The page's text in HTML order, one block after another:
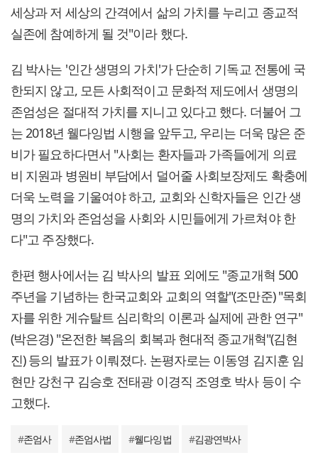
세상과 저 세상의 간격에서 삶의 가치를 누리고 종교적
실존에 참예하게 될 것"이라 했다.
김 박사는 '인간 생명의 가치'가 단순히 기독교 전통에 국
한되지 않고, 모든 사회적이고 문화적 제도에서 생명의
존엄성은 절대적 가치를 지니고 있다고 했다. 더불어 그
는 2018년 웰다잉법 시행을 앞두고, 우리는 더욱 많은 준
비가 필요하다면서 "사회는 환자들과 가족들에게 의료
비 지원과 병원비 부담에서 덜어줄 사회보장제도 확충에
더욱 노력을 기울여야 하고, 교회와 신학자들은 인간 생
명의 가치와 존엄성을 사회와 시민들에게 가르쳐야 한
다"고 주장했다.
한편 행사에서는 김 박사의 발표 외에도 "종교개혁 500
주년을 기념하는 한국교회와 교회의 역할"(조만준) "목회
자를 위한 게슈탈트 심리학의 이론과 실제에 관한 연구"
(박은경) "온전한 복음의 회복과 현대적 종교개혁"(김현
진) 등의 발표가 이뤄졌다. 논평자로는 이동영 김지훈 임
현만 강천구 김승호 전태광 이경직 조영호 박사 등이 수
고했다.
#존엄사 #존엄사법 #웰다잉법 #김광연박사